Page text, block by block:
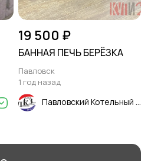
19 500 ₽
БАННАЯ ПЕЧЬ БЕРЁЗКА
Павловск
1 год назад
Павловский Котельный Завод